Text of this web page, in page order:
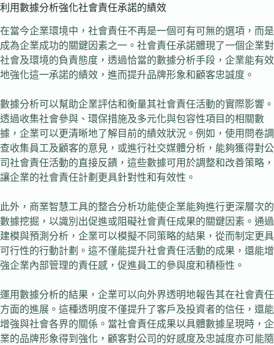
利用數據分析強化社會責任承諾的績效
在當今企業環境中，社會責任不再是一個可有可無的選項，而是
成為企業成功的關鍵因素之一。社會責任承諾體現了一個企業對
社會及環境的負責態度，透過恰當的數據分析手段，企業能有效
地強化這一承諾的績效，進而提升品牌形象和顧客忠誠度。
數據分析可以幫助企業評估和衡量其社會責任活動的實際影響。
透過收集社會參與、環保措施及多元化與包容性項目的相關數
據，企業可以更清晰地了解目前的績效狀況。例如，使用問卷調
查收集員工及顧客的意見，或進行社交媒體分析，能夠獲得對公
司社會責任活動的直接反饋，這些數據可用於調整和改善策略，
讓企業的社會責任計劃更具針對性和有效性。
此外，商業智慧工具的整合分析功能使企業能夠進行更深層次的
數據挖掘，以識別出促進或阻礙社會責任成果的關鍵因素。通過
建模與預測分析，企業可以模擬不同策略的結果，從而制定更具
可行性的行動計劃。這不僅能提升社會責任活動的成果，還能增
強企業內部管理的責任感，促進員工的參與度和積極性。
運用數據分析的結果，企業可以向外界透明地報告其在社會責任
方面的進展。這種透明度不僅提升了客戶及投資者的信任，還能
增強與社會各界的關係。當社會責任成果以具體數據呈現時，企
業的品牌形象得到強化，顧客對公司的好感度及忠誠度亦可能隨